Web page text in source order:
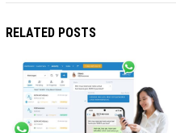
RELATED POSTS